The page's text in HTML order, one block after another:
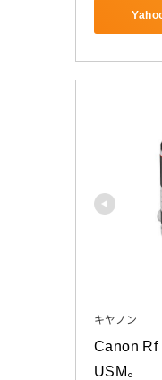
キヤノン
Canon Rf
USM。